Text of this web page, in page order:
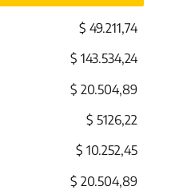
$ 49.211,74
$ 143.534,24
$ 20.504,89
$ 5126,22
$ 10.252,45
$ 20.504,89